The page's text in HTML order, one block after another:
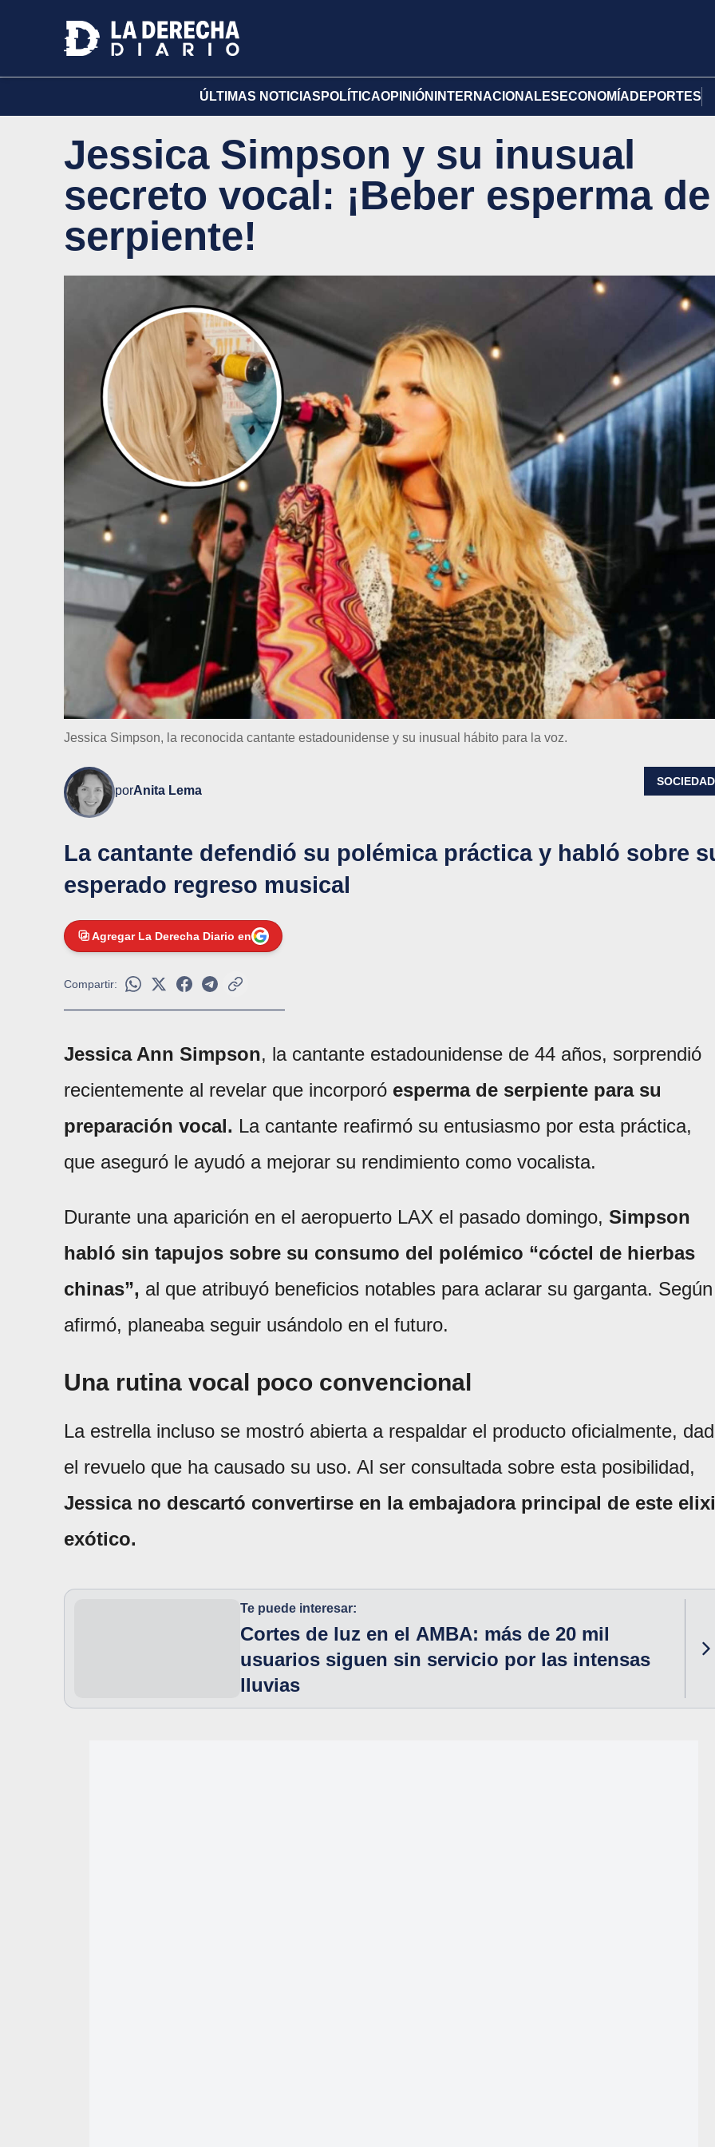
ÚLTIMAS NOTICIAS POLÍTICAOPINIÓN INTERNACIONALES ECONOMÍA DEPORTES
Jessica Simpson y su inusual
secreto vocal: ¡Beber esperma de
serpiente!
Jessica Simpson, la reconocida cantante estadounidense y su inusual hábito para la voz.
porAnita Lema
SOCIEDAD
La cantante defendió su polémica práctica y habló sobre
esperado regreso musical
Agregar La Derecha Diario en
Compartir:
Jessica Ann Simpson, la cantante estadounidense de 44 años, sorprendió
recientemente al revelar que incorporó esperma de serpiente para su
preparación vocal. La cantante reafirmó su entusiasmo por esta práctica,
que aseguró le ayudó a mejorar su rendimiento como vocalista.
Durante una aparición en el aeropuerto LAX el pasado domingo, Simpson
habló sin tapujos sobre su consumo del polémico “cóctel de hierbas
chinas”, al que atribuyó beneficios notables para aclarar su garganta. Según
afirmó, planeaba seguir usándolo en el futuro.
Una rutina vocal poco convencional
La estrella incluso se mostró abierta a respaldar el producto oficialmente,
el revuelo que ha causado su uso. Al ser consultada sobre esta posibilidad,
Jessica no descartó convertirse en la embajadora principal de este
exótico.
Te puede interesar:
Cortes de luz en el AMBA: más de 20 mil
usuarios siguen sin servicio por las intensas
lluvias